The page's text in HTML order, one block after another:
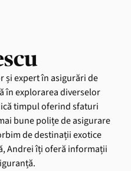
și expert în asigurări de
în explorarea diverselor
timpul oferind sfaturi
bune polițe de asigurare
de destinații exotice
Andrei îți oferă informații